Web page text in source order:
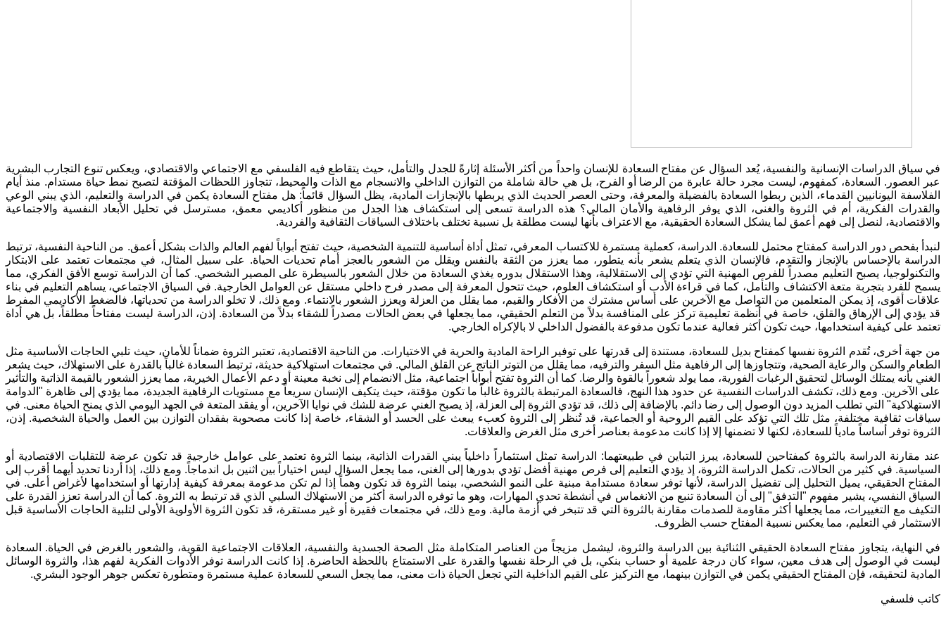
في سياق الدراسات الإنسانية والنفسية، يُعد السؤال عن مفتاح السعادة للإنسان واحداً من أكثر الأسئلة إثارةً للجدل والتأمل، حيث يتقاطع فيه الفلسفي مع الاجتماعي والاقتصادي، ويعكس تنوع التجارب البشرية
عبر العصور . السعادة، كمفهوم، ليست مجرد حالة عابرة من الرضا أو الفرح، بل هي حالة شاملة من التوازن الداخلي والانسجام مع الذات والمحيط، تتجاوز اللحظات المؤقتة لتصبح نمط حياة مستدام. منذ أيام
الفلاسفة اليونانيين القدماء، الذين ربطوا السعادة بالفضيلة والمعرفة، وحتى العصر الحديث الذي يربطها بالإنجازات المادية، يظل السؤال قائماً: هل مفتاح السعادة يكمن في الدراسة والتعليم، الذي يبني الوعي
والقدرات الفكرية، أم في الثروة والغنى، الذي يوفر الرفاهية والأمان المالي؟ هذه الدراسة تسعى إلى استكشاف هذا الجدل من منظور أكاديمي معمق، مسترسل في تحليل الأبعاد النفسية والاجتماعية
والاقتصادية، لنصل إلى فهم أعمق لما يشكل السعادة الحقيقية، مع الاعتراف بأنها ليست مطلقة بل نسبية تختلف باختلاف السياقات الثقافية والفردية.
لنبدأ بفحص دور الدراسة كمفتاح محتمل للسعادة. الدراسة، كعملية مستمرة للاكتساب المعرفي، تمثل أداة أساسية للتنمية الشخصية، حيث تفتح أبواباً لفهم العالم والذات بشكل أعمق. من الناحية النفسية، ترتبط
الدراسة بالإحساس بالإنجاز والتقدم، فالإنسان الذي يتعلم يشعر بأنه يتطور، مما يعزز من الثقة بالنفس ويقلل من الشعور بالعجز أمام تحديات الحياة. على سبيل المثال، في مجتمعات تعتمد على الابتكار
والتكنولوجيا، يصبح التعليم مصدراً للفرص المهنية التي تؤدي إلى الاستقلالية، وهذا الاستقلال بدوره يغذي السعادة من خلال الشعور بالسيطرة على المصير الشخصي. كما أن الدراسة توسع الأفق الفكري، مما
يسمح للفرد بتجربة متعة الاكتشاف والتأمل، كما في قراءة الأدب أو استكشاف العلوم، حيث تتحول المعرفة إلى مصدر فرح داخلي مستقل عن العوامل الخارجية. في السياق الاجتماعي، يساهم التعليم في بناء
علاقات أقوى، إذ يمكن المتعلمين من التواصل مع الآخرين على أساس مشترك من الأفكار والقيم، مما يقلل من العزلة ويعزز الشعور بالانتماء. ومع ذلك، لا تخلو الدراسة من تحدياتها، فالضغط الأكاديمي المفرط
قد يؤدي إلى الإرهاق والقلق، خاصة في أنظمة تعليمية تركز على المنافسة بدلاً من التعلم الحقيقي، مما يجعلها في بعض الحالات مصدراً للشقاء بدلاً من السعادة. إذن، الدراسة ليست مفتاحاً مطلقاً، بل هي أداة
تعتمد على كيفية استخدامها، حيث تكون أكثر فعالية عندما تكون مدفوعة بالفضول الداخلي لا بالإكراه الخارجي.
من جهة أخرى، تُقدم الثروة نفسها كمفتاح بديل للسعادة، مستندة إلى قدرتها على توفير الراحة المادية والحرية في الاختيارات. من الناحية الاقتصادية، تعتبر الثروة ضماناً للأمان، حيث تلبي الحاجات الأساسية مثل
الطعام والسكن والرعاية الصحية، وتتجاوزها إلى الرفاهية مثل السفر والترفيه، مما يقلل من التوتر الناتج عن القلق المالي. في مجتمعات استهلاكية حديثة، ترتبط السعادة غالباً بالقدرة على الاستهلاك، حيث يشعر
الغني بأنه يمتلك الوسائل لتحقيق الرغبات الفورية، مما يولد شعوراً بالقوة والرضا. كما أن الثروة تفتح أبواباً اجتماعية، مثل الانضمام إلى نخبة معينة أو دعم الأعمال الخيرية، مما يعزز الشعور بالقيمة الذاتية والتأثير
على الآخرين. ومع ذلك، تكشف الدراسات النفسية عن حدود هذا النهج، فالسعادة المرتبطة بالثروة غالباً ما تكون مؤقتة، حيث يتكيف الإنسان سريعاً مع مستويات الرفاهية الجديدة، مما يؤدي إلى ظاهرة " الدوامة
الاستهلاكية" التي تطلب المزيد دون الوصول إلى رضا دائم. بالإضافة إلى ذلك، قد تؤدي الثروة إلى العزلة، إذ يصبح الغني عرضة للشك في نوايا الآخرين، أو يفقد المتعة في الجهد اليومي الذي يمنح الحياة معنى. في
سياقات ثقافية مختلفة، مثل تلك التي تؤكد على القيم الروحية أو الجماعية، قد تُنظر إلى الثروة كعبء يبعث على الحسد أو الشقاء، خاصة إذا كانت مصحوبة بفقدان التوازن بين العمل والحياة الشخصية. إذن،
الثروة توفر أساساً مادياً للسعادة، لكنها لا تضمنها إلا إذا كانت مدعومة بعناصر أخرى مثل الغرض والعلاقات.
عند مقارنة الدراسة بالثروة كمفتاحين للسعادة، يبرز التباين في طبيعتهما:
الدراسة تمثل استثماراً داخلياً يبني القدرات الذاتية، بينما الثروة تعتمد على عوامل خارجية قد تكون عرضة للتقلبات الاقتصادية أو
السياسية. في كثير من الحالات، تكمل الدراسة الثروة، إذ يؤدي التعليم إلى فرص مهنية أفضل تؤدي بدورها إلى الغنى، مما يجعل السؤال ليس اختياراً بين اثنين بل اندماجاً. ومع ذلك، إذا أردنا تحديد أيهما أقرب إلى
المفتاح الحقيقي، يميل التحليل إلى تفضيل الدراسة، لأنها توفر سعادة مستدامة مبنية على النمو الشخصي، بينما الثروة قد تكون وهماً إذا لم تكن مدعومة بمعرفة كيفية إدارتها أو استخدامها لأغراض أعلى. في
السياق النفسي، يشير مفهوم "التدفق" إلى أن السعادة تنبع من الانغماس في أنشطة تحدي المهارات، وهو ما توفره الدراسة أكثر من الاستهلاك السلبي الذي قد ترتبط به الثروة. كما أن الدراسة تعزز القدرة على
التكيف مع التغييرات، مما يجعلها أكثر مقاومة للصدمات مقارنة بالثروة التي قد تتبخر في أزمة مالية. ومع ذلك، في مجتمعات فقيرة أو غير مستقرة، قد تكون الثروة الأولوية الأولى لتلبية الحاجات الأساسية قبل
الاستثمار في التعليم، مما يعكس نسبية المفتاح حسب الظروف.
في النهاية، يتجاوز مفتاح السعادة الحقيقي الثنائية بين الدراسة والثروة، ليشمل مزيجاً من العناصر المتكاملة مثل الصحة الجسدية والنفسية، العلاقات الاجتماعية القوية، والشعور بالغرض في الحياة.
السعادة
ليست في الوصول إلى هدف معين، سواء كان درجة علمية أو حساب بنكي، بل في الرحلة نفسها والقدرة على الاستمتاع باللحظة الحاضرة. إذا كانت الدراسة توفر الأدوات الفكرية لفهم هذا، والثروة الوسائل
المادية لتحقيقه، فإن المفتاح الحقيقي يكمن في التوازن بينهما، مع التركيز على القيم الداخلية التي تجعل الحياة ذات معنى، مما يجعل السعي للسعادة عملية مستمرة ومتطورة تعكس جوهر الوجود البشري.
كاتب فلسفي